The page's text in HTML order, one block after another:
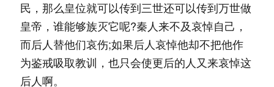
民，那么皇位就可以传到三世还可以传到万世做
皇帝，谁能够族灭它呢?秦人来不及哀悼自己，
而后人替他们哀伤;如果后人哀悼他却不把他作
为鉴戒吸取教训，也只会使更后的人又来哀悼这
后人啊。